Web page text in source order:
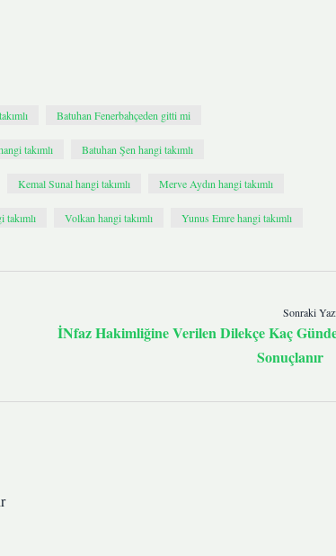
Batuhan Fenerbahçeden gitti mi
takımlı Batuhan Şen hangi takımlı
Kemal Sunal hangi takımlı Merve Aydın hangi takımlı
takımlı Volkan hangi takımlı Yunus Emre hangi takımlı
Sonraki
İNfaz Hakimliğine Verilen Dilekçe Kaç
Sonuçlanır